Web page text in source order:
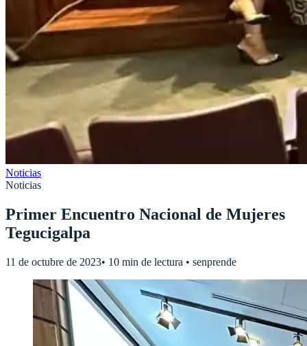
Noticias
Noticias
Primer Encuentro Nacional de Mujeres
Tegucigalpa
11 de octubre de 2023• 10 min de lectura • senprende